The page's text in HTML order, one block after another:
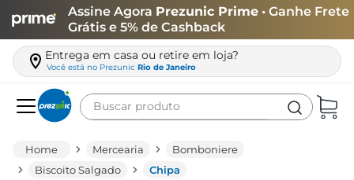
Assine Agora Prezunic Prime • Ganhe Frete
Grátis e 5% de Cashback
Entrega em casa ou retire em loja?
Você está no Prezunic Rio de Janeiro
Buscar produto
Mercearia
Bomboniere
Biscoito Salgado
Chipa